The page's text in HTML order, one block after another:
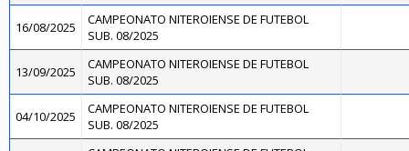
16/08/2025
CAMPEONATO NITEROIENSE DE FUTEBOL
SUB. 08/2025
13/09/2025
CAMPEONATO NITEROIENSE DE FUTEBOL
SUB. 08/2025
04/10/2025
CAMPEONATO NITEROIENSE DE FUTEBOL
SUB. 08/2025